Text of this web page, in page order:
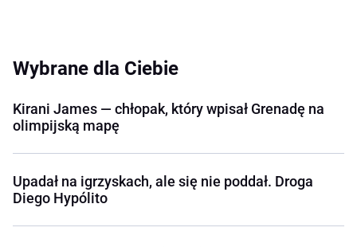
Wybrane dla Ciebie
Kirani James — chłopak, który wpisał Grenadę na
olimpijską mapę
Upadał na igrzyskach, ale się nie poddał. Droga
Diego Hypólito